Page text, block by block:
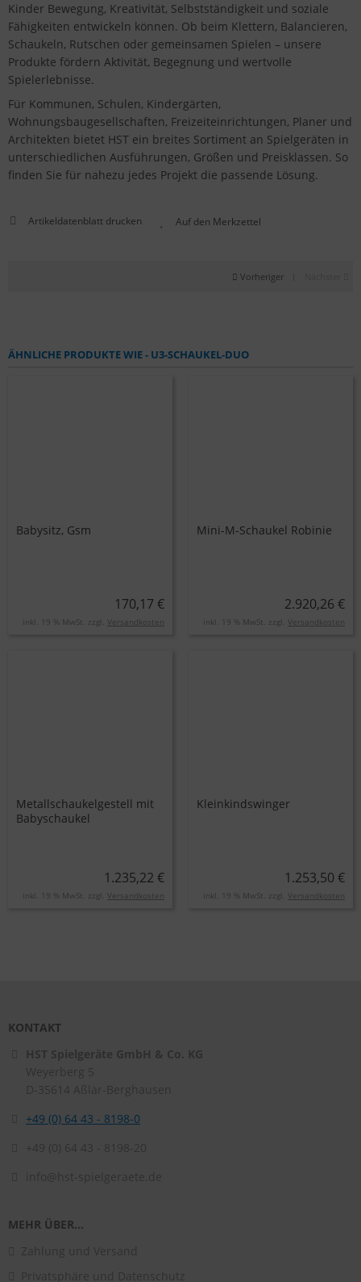
Kinder Bewegung, Kreativität, Selbstständigkeit und soziale
Fähigkeiten entwickeln können. Ob beim Klettern, Balancieren,
Schaukeln, Rutschen oder gemeinsamen Spielen – unsere
Produkte fördern Aktivität, Begegnung und wertvolle
Spielerlebnisse.
Für Kommunen, Schulen, Kindergärten,
Wohnungsbaugesellschaften, Freizeiteinrichtungen, Planer und
Architekten bietet HST ein breites Sortiment an Spielgeräten in
unterschiedlichen Ausführungen, Größen und Preisklassen. So
finden Sie für nahezu jedes Projekt die passende Lösung.
Artikeldatenblatt drucken
Vorheriger
ÄHNLICHE PRODUKTE WIE - U3-SCHAUKEL-DUO
Babysitz, Gsm
170,17 €
inkl. 19 % MwSt. zzgl. Versandkosten
Mini-M-Schaukel Robinie
2.920,26 €
inkl. 19 % MwSt. zzgl. Versandkosten
Metallschaukelgestell mit
Babyschaukel
1.235,22 €
inkl. 19 % MwSt. zzgl. Versandkosten
Kleinkindswinger
1.253,50 €
inkl. 19 % MwSt. zzgl. Versandkosten
KONTAKT
HST Spielgeräte GmbH & Co. KG
Weyerberg 5
D-35614 Aßlar-Berghausen
+49 (0) 64 43 - 8198-0
+49 (0) 64 43 - 8198-20
info@hst-spielgeraete.de
MEHR ÜBER...
Zahlung und Versand
Privatsphäre und Datenschutz